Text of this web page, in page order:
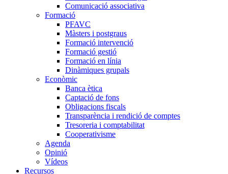
Comunicació associativa
Formació
PFAVC
Màsters i postgraus
Formació intervenció
Formació gestió
Formació en línia
Dinàmiques grupals
Econòmic
Banca ètica
Captació de fons
Obligacions fiscals
Transparència i rendició de comptes
Tresoreria i comptabilitat
Cooperativisme
Agenda
Opinió
Vídeos
Recursos